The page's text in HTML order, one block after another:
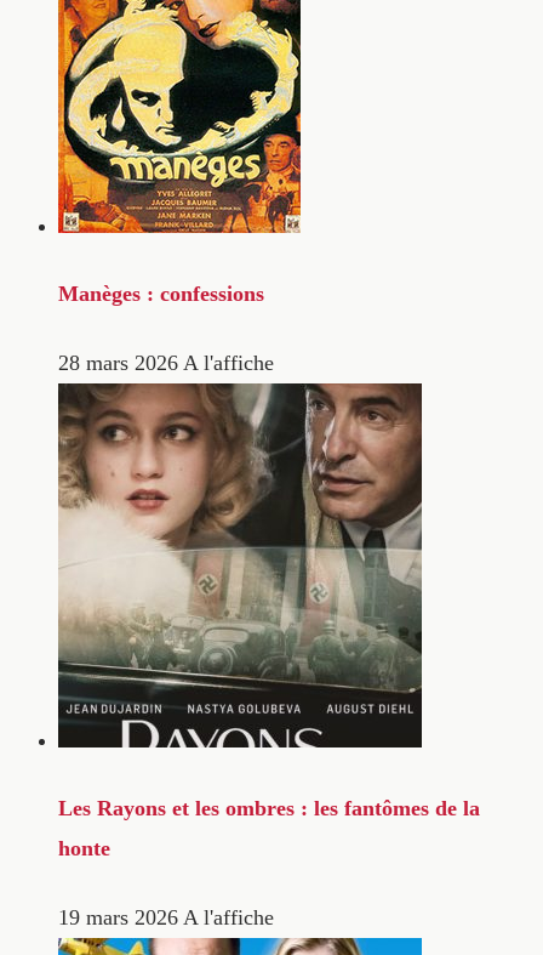
Manèges : confessions
28 mars 2026 A l'affiche
Les Rayons et les ombres : les fantômes de la
honte
19 mars 2026 A l'affiche